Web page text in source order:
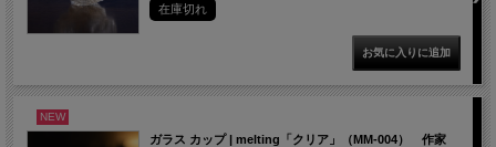
在庫切れ
NEW
ガラス カップ | melting「クリア」（MM-004） 作家